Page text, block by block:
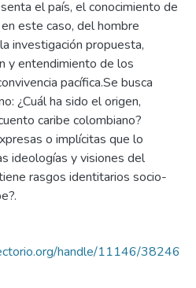
el país, el conocimiento de
este caso, del hombre
investigación propuesta,
y entendimiento de los
pacífica.Se busca
¿Cuál ha sido el origen,
caribe colombiano?
o implícitas que lo
ideologías y visiones del
rasgos identitarios socio-
handle/11146/38246